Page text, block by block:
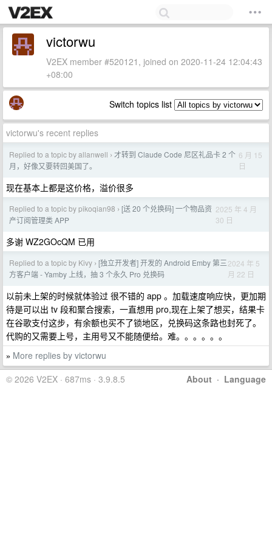
victorwu
V2EX member #520121, joined on 2020-11-24 12:04:43
+08:00
Switch topics list
victorwu's recent replies
Replied to a topic by allanwell › 才转到 Claude Code 尼区礼品卡 2 个
月，好像又要转回美国了。
6 月 15
日
现在基本上都是这价格，溢价很多
Replied to a topic by pikoqian98 › [送 20 个兑换码] 一个物品资
产订阅管理类 APP
2025 年 4 月
30 日
多谢 WZ2GOcQM 已用
Replied to a topic by Kivy › [独立开发者] 开发的 Android Emby 第三
方客户端 - Yamby 上线，抽 3 个永久 Pro 兑换码
2024 年 5
月 22 日
以前未上架的时候就体验过 很不错的 app 。加载速度响应快，更加期
待是可以出 tv 段和聚合搜索，一直想用 pro,现在上架了想买，结果卡
在谷歌支付这步，有余额也买不了锁地区，兑换码这条路也封死了。
代购的又需要上号，主用号又不能随便给。难。。。。。。
» More replies by victorwu
About · Language
© 2026 V2EX · 687ms · 3.9.8.5